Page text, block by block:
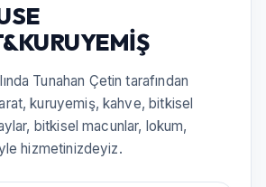
Tunahan Çetin tarafından
kuruyemiş, kahve, bitkisel
bitkisel macunlar, lokum,
hizmetinizdeyiz.